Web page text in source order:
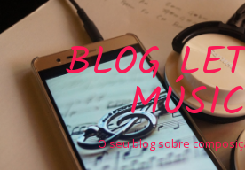
BLOG
O seu blog sobre